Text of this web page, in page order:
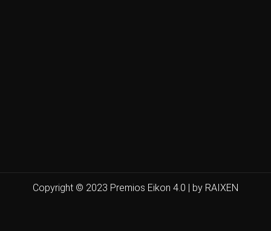
Copyright © 2023 Premios Eikon 4.0 | by RAIXEN